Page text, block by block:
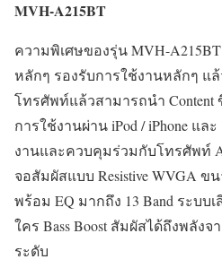
MVH-A215BT
ความพิเศษของรุ่น MVH-
หลักๆ รองรับการใช้งานหลักๆ แ
โทรศัพท์แล้วสามารถนำ
การใช้งานผ่าน iPod / iPhone แล
งานและควบคุมร่วมกับโทรศัพท์
จอสัมผัสแบบ Resistive WVGA ขน
พร้อม EQ มากถึง 13 Band ระบบ
ใคร Bass Boost สัมผัสได้ถึงพลังจ
ระดับ